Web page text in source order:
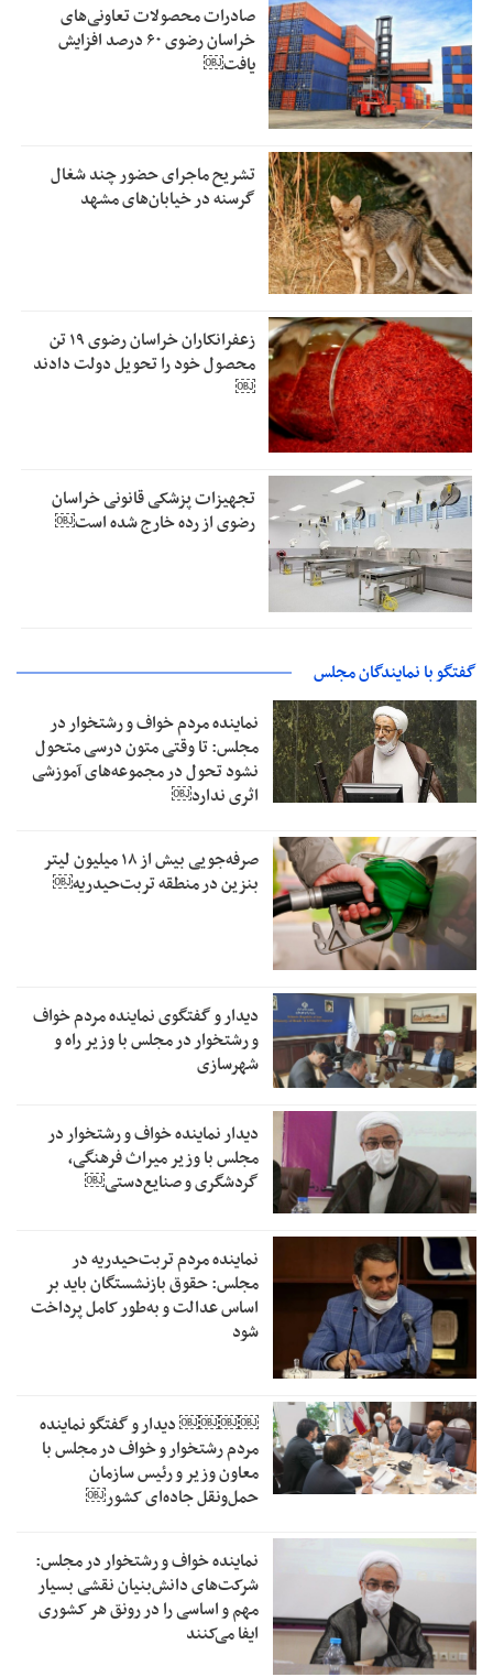
صادرات محصولات تعاونی‌های
خراسان رضوی ۶۰ درصد افزایش
یافت￼
تشریح ماجرای حضور چند شغال
گرسنه در خیابان‌های مشهد
زعفرانکاران خراسان رضوی ۱۹ تن
محصول خود را تحویل دولت دادند
￼
تجهیزات پزشکی قانونی خراسان
رضوی از رده خارج شده است￼
گفتگو با نمایندگان مجلس
نماینده مردم خواف و رشتخوار در
مجلس: تا وقتی متون درسی متحول
نشود تحول در مجموعه‌های آموزشی
اثری ندارد￼
صرفه‌جویی بیش از ۱۸ میلیون لیتر
بنزین در منطقه تربت‌حیدریه￼
دیدار و گفتگوی نماینده مردم خواف
و رشتخوار در مجلس با وزیر راه و
شهرسازی
دیدار نماینده خواف و رشتخوار در
مجلس با وزیر میراث فرهنگی،
گردشگری و صنایع‌دستی￼
نماینده مردم تربت‌حیدریه در
مجلس: حقوق بازنشستگان باید بر
اساس عدالت و به‌طور کامل پرداخت
شود
￼￼￼￼‏ دیدار و گفتگو نماینده
مردم رشتخوار و خواف در مجلس با
معاون وزیر و رئیس سازمان
حمل‌ونقل جاده‌ای کشور￼
نماینده خواف و رشتخوار در مجلس:
شرکت‌های دانش‌بنیان نقشی بسیار
مهم و اساسی را در رونق هر کشوری
ایفا می‌کنند